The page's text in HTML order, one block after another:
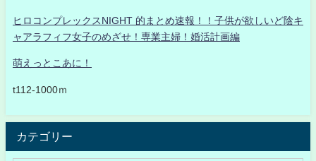
ヒロコンプレックスNIGHT 的まとめ速報！！子供が欲しいど陰キ
ャアラフィフ女子のめざせ！専業主婦！婚活計画編
萌えっとこあに！
t112-1000ｍ
カテゴリー